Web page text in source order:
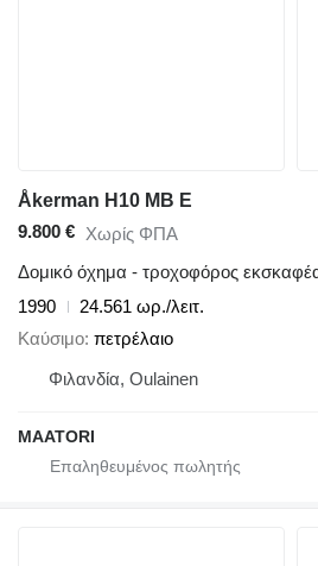
Åkerman H10 MB E
9.800 € Χωρίς ΦΠΑ
Δομικό όχημα - τροχοφόρος
1990
24.561 ωρ./λειτ.
Καύσιμο πετρέλαιο
Φιλανδία, Oulainen
MAATORI